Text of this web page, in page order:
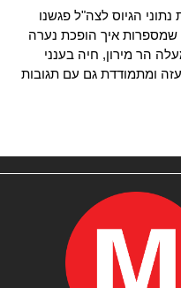
הגיוס לצה"ל פגשנו
שמספרות איך הופכת נערה
הר מירון, חיה בענני
ומתמודדת גם עם תגובות